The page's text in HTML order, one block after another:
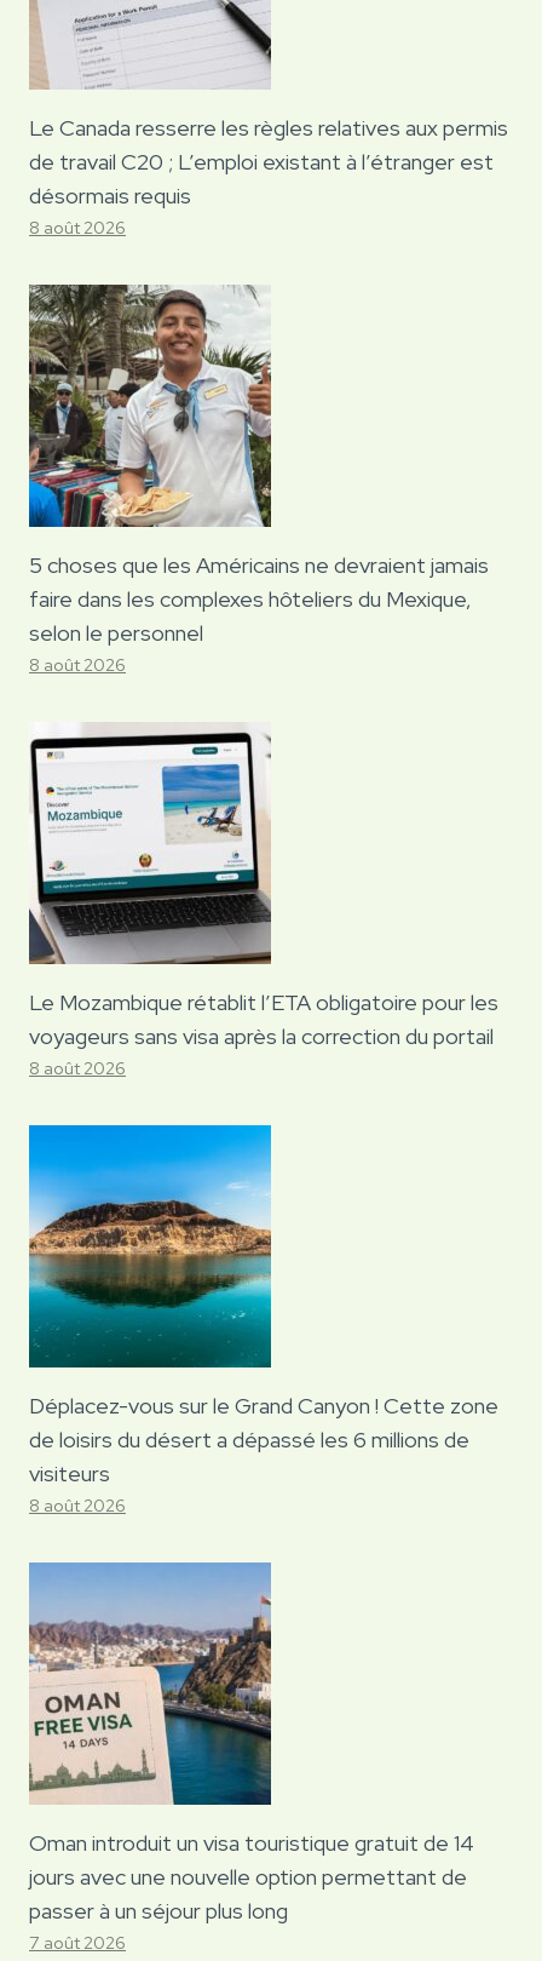
Le Canada resserre les règles relatives aux permis
de travail C20 ; L’emploi existant à l’étranger est
désormais requis
8 août 2026
5 choses que les Américains ne devraient jamais
faire dans les complexes hôteliers du Mexique,
selon le personnel
8 août 2026
Le Mozambique rétablit l’ETA obligatoire pour les
voyageurs sans visa après la correction du portail
8 août 2026
Déplacez-vous sur le Grand Canyon ! Cette zone
de loisirs du désert a dépassé les 6 millions de
visiteurs
8 août 2026
Oman introduit un visa touristique gratuit de 14
jours avec une nouvelle option permettant de
passer à un séjour plus long
7 août 2026